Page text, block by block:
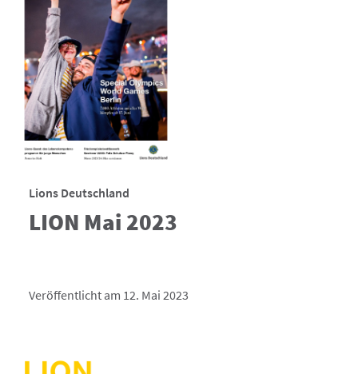
Lions Deutschland
LION Mai 2023
Veröffentlicht am 12. Mai 2023